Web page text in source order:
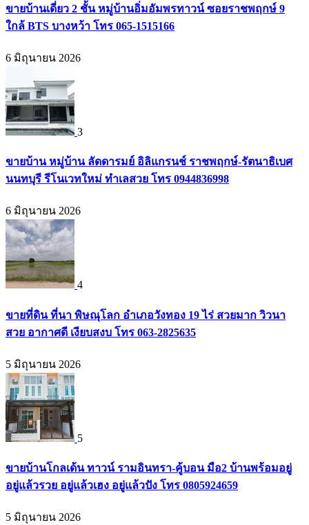
ขายบ้านเดี่ยว 2 ชั้น หมู่บ้านอิ่มอัมพรทาวน์ ซอยราชพฤกษ์ 9
ใกล้ BTS บางหว้า โทร 065-1515166
6 มิถุนายน 2026
3
ขายบ้าน หมู่บ้าน ลัดดารมย์ อิลิแกรนช์ ราชพฤกษ์-รัตนาธิเบศ
นนทบุรี รีโนเวทใหม่ ทำเลสวย โทร 0944836998
6 มิถุนายน 2026
4
ขายที่ดิน ที่นา พิษณุโลก อำเภอวังทอง 19 ไร่ สวยมาก วิวนา
สวย อากาศดี เงียบสงบ โทร 063-2825635
5 มิถุนายน 2026
5
ขายบ้านโกลเด้น ทาวน์ รามอินทรา-คู้บอน มือ2 บ้านพร้อมอยู่
อยู่แล้วรวย อยู่แล้วเฮง อยู่แล้วปัง โทร 0805924659
5 มิถุนายน 2026